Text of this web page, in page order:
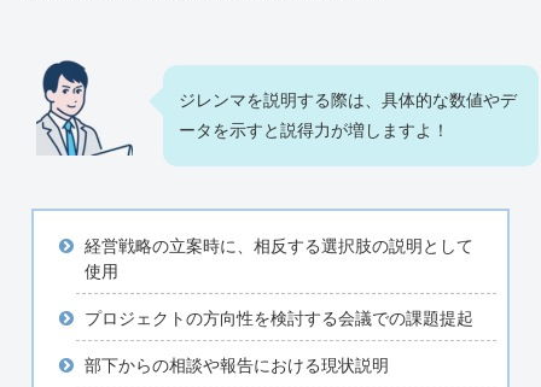
ジレンマを説明する際は、具体的な数値やデ
ータを示すと説得力が増しますよ！
経営戦略の立案時に、相反する選択肢の説明として
使用
プロジェクトの方向性を検討する会議での課題提起
部下からの相談や報告における現状説明